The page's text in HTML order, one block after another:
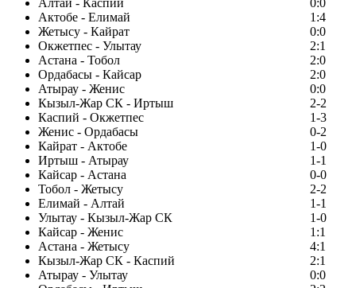
Алтай - Каспий
0:0
Актобе - Елимай
1:4
Жетысу - Кайрат
0:0
Окжетпес - Улытау
2:1
Астана - Тобол
2:0
Ордабасы - Кайсар
2:0
Атырау - Женис
0:0
Кызыл-Жар СК - Иртыш
2-2
Каспий - Окжетпес
1-3
Женис - Ордабасы
0-2
Кайрат - Актобе
1-0
Иртыш - Атырау
1-1
Кайсар - Астана
0-0
Тобол - Жетысу
2-2
Елимай - Алтай
1-1
Улытау - Кызыл-Жар СК
1-0
Кайсар - Женис
1:1
Астана - Жетысу
4:1
Кызыл-Жар СК - Каспий
2:1
Атырау - Улытау
0:0